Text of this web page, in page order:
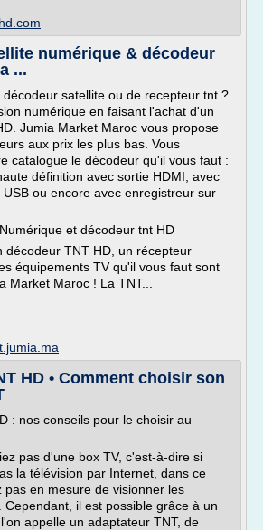
numérique & décodeur
...
satellite ou de recepteur tnt ?
numérique en faisant l'achat d'un
Jumia Market Maroc vous propose
aux prix les plus bas. Vous
catalogue le décodeur qu'il vous faut :
définition avec sortie HDMI, avec
ou encore avec enregistreur sur
et décodeur tnt HD
décodeur TNT HD, un récepteur
équipements TV qu'il vous faut sont
Market Maroc ! La TNT...
HD • Comment choisir son
: nos conseils pour le choisir au
pas d'une box TV, c'est-à-dire si
la télévision par Internet, dans ce
pas en mesure de visionner les
Cependant, il est possible grâce à un
appelle un adaptateur TNT, de